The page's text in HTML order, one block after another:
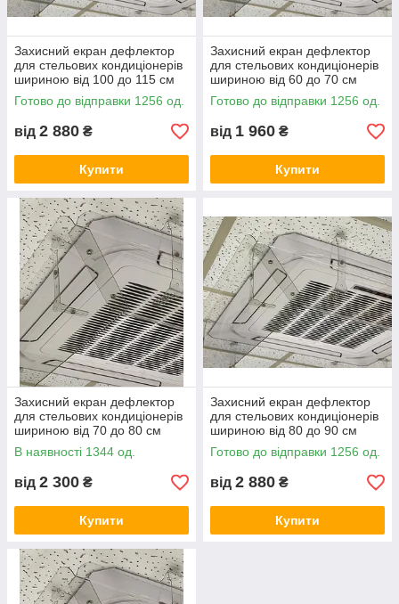
Захисний екран дефлектор
для стельових кондиціонерів
шириною від 100 до 115 см
пластик ПЕТ товщина 1 мм
Готово до відправки 1256 од.
від 2 880 ₴
Купити
Захисний екран дефлектор
для стельових кондиціонерів
шириною від 60 до 70 см
акрил товщина 3 мм
Готово до відправки 1256 од.
від 1 960 ₴
Купити
Захисний екран дефлектор
для стельових кондиціонерів
шириною від 70 до 80 см
акрил товщина 3 мм
В наявності 1344 од.
від 2 300 ₴
Купити
Захисний екран дефлектор
для стельових кондиціонерів
шириною від 80 до 90 см
акрил товщина 3 мм
Готово до відправки 1256 од.
від 2 880 ₴
Купити